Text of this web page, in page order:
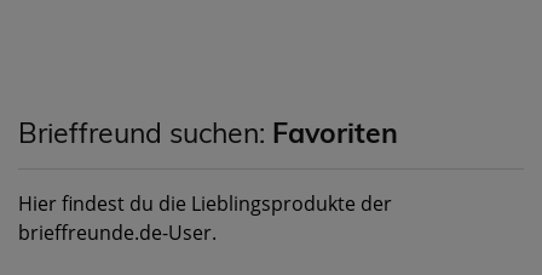
Brieffreund suchen: Favoriten
Hier findest du die Lieblingsprodukte der
brieffreunde.de-User.